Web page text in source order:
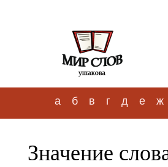
а б в г д е ж
Значение